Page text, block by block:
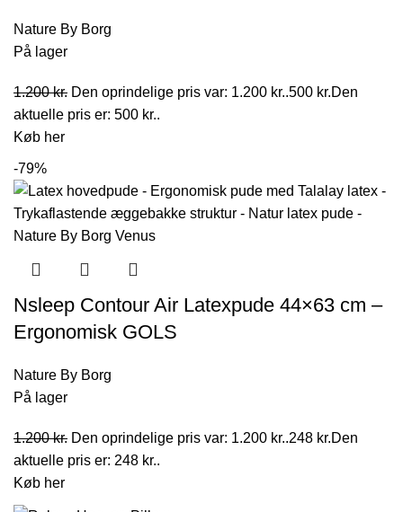
Nature By Borg
På lager
1.200kr. Den oprindelige pris var: 1.200 kr..500 kr.Den
aktuelle pris er: 500 kr..
Køb her
-79%
Nsleep Contour Air Latexpude 44×63 cm –
Ergonomisk GOLS
Nature By Borg
På lager
1.200kr. Den oprindelige pris var: 1.200 kr..248 kr.Den
aktuelle pris er: 248 kr..
Køb her